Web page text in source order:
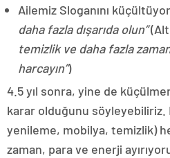
Ailemiz Sloganını küçültüyor
daha fazla dışarıda olun”
temizlik ve daha fazla
harcayın”)
4.5 yıl sonra, yine de
karar olduğunu söyleyebiliriz.
yenileme, mobilya, temizlik)
zaman, para ve enerji